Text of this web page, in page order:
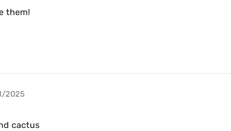
them!
2025
cactus